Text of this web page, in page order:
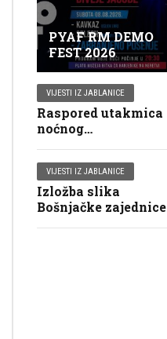
PYAF RM DEMO
FEST 2026
VIJESTI IZ JABLANICE
Raspored utakmica
noćnog
turnira “Jablanica
2026”
VIJESTI IZ JABLANICE
Izložba slika
Bošnjačke zajednice